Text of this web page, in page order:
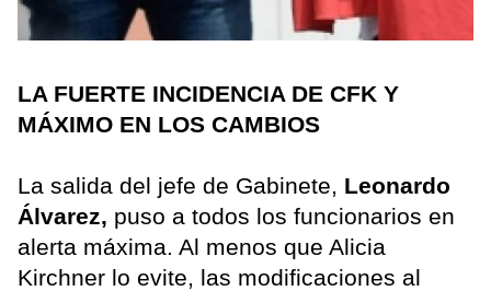
LA FUERTE INCIDENCIA DE CFK Y
MÁXIMO EN LOS CAMBIOS
La salida del jefe de Gabinete, Leonardo
Álvarez, puso a todos los funcionarios en
alerta máxima. Al menos que Alicia
Kirchner lo evite, las modificaciones al